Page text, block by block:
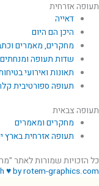
תעופה אזרחית
דאייה
היכן הם היום
מחקרים, מאמרים
שדות תעופה ומנחתים
תאונות ואירועי
תעופה ספורטיבית
תעופה צבאית
מחקרים ומאמרים
תעופה אזרחית בארץ
כל הזכויות שמורות לאתר
♥ by rotem-graphics.com